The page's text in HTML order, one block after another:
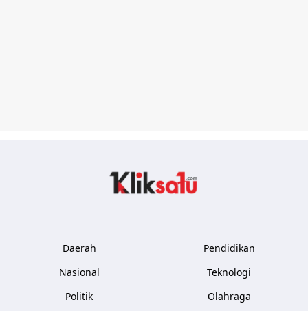
Daerah
Nasional
Politik
Pendidikan
Teknologi
Olahraga